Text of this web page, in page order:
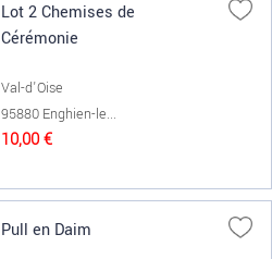
Lot 2 Chemises de
Cérémonie
Val-d'Oise
95880 Enghien-le...
10,00 €
Pull en Daim